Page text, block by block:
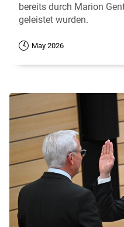
bereits durch Marion
geleistet wurden.
May 2026